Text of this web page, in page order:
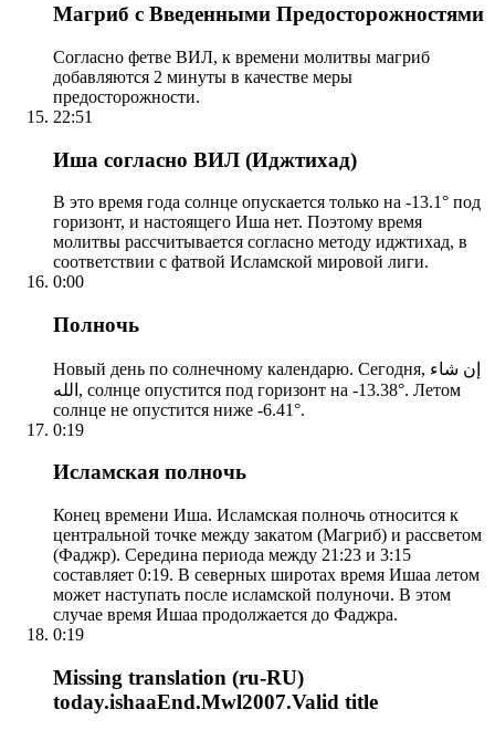
Магриб с Введенными Предосторожностями
Согласно фетве ВИЛ, к времени молитвы магриб
добавляются 2 минуты в качестве меры
предосторожности.
22:51
Иша согласно ВИЛ (Иджтихад)
В это время года солнце опускается только на -13.1° под
горизонт, и настоящего Иша нет. Поэтому время
молитвы рассчитывается согласно методу иджтихад, в
соответствии с фатвой Исламской мировой лиги.
0:00
Полночь
Новый день по солнечному календарю. Сегодня, إن شاء
الله, солнце опустится под горизонт на -13.38°. Летом
солнце не опустится ниже -6.41°.
0:19
Исламская полночь
Конец времени Иша. Исламская полночь относится к
центральной точке между закатом (Магриб) и рассветом
(Фаджр). Середина периода между 21:23 и 3:15
составляет 0:19. В северных широтах время Ишаа летом
может наступать после исламской полуночи. В этом
случае время Ишаа продолжается до Фаджра.
0:19
Missing translation (ru-RU)
today.ishaaEnd.Mwl2007.Valid title